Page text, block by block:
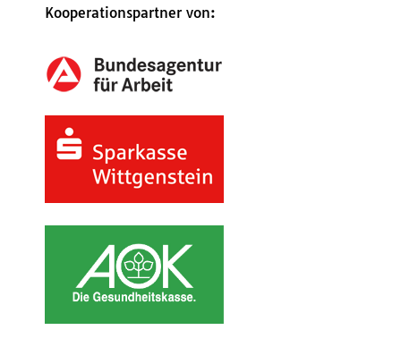
Kooperationspartner von: